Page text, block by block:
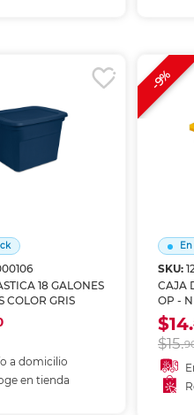
18 GALONES
COLOR GRIS
a domicilio
en tienda
SKU:
CAJA
OP -
$14.
$15.
-9%